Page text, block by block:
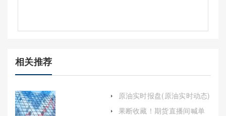
相关推荐
原油实时报盘(原油实时动态)
果断收藏！期货直播间喊单